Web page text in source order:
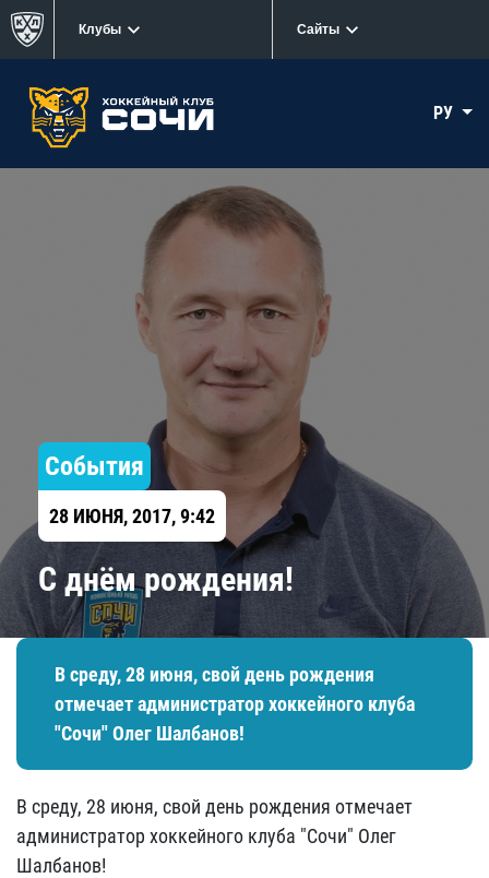
Клубы Сайты
РУ
События
28 ИЮНЯ, 2017, 9:42
С днём рождения!
В среду, 28 июня, свой день рождения
отмечает администратор хоккейного клуба
"Сочи" Олег Шалбанов!
В среду, 28 июня, свой день рождения отмечает
администратор хоккейного клуба "Сочи" Олег
Шалбанов!